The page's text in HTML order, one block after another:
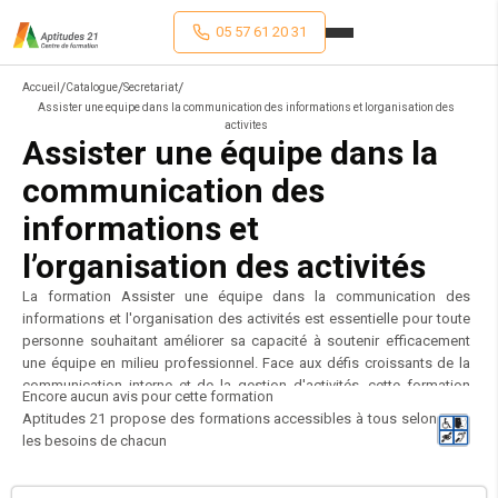
05 57 61 20 31
Accueil /Catalogue/Secretariat/
Assister une equipe dans la communication des informations et lorganisation des
activites
Assister une équipe dans la
communication des
informations et
l’organisation des activités
La formation Assister une équipe dans la communication des
informations et l'organisation des activités est essentielle pour toute
personne souhaitant améliorer sa capacité à soutenir efficacement
une équipe en milieu professionnel. Face aux défis croissants de la
communication interne et de la gestion d'activités, cette formation
apporte des compétences clés pour produire des documents
professionnels, assurer la traçabilité des informations, et planifier
efficacement. Elle est particulièrement pertinente pour les métiers de
Encore aucun avis pour cette formation
Aptitudes 21 propose des formations accessibles à tous selon
les besoins de chacun